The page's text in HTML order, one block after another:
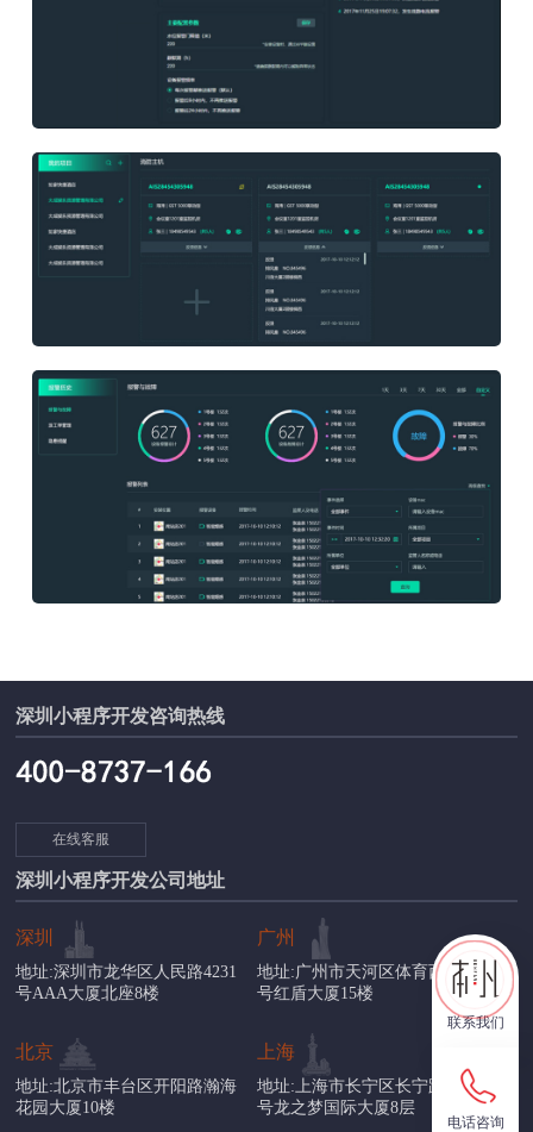
联系我们
电话咨询
深圳小程序开发咨询热线
在线客服
深圳小程序开发公司地址
深圳
地址:深圳市龙华区人民路4231
号AAA大厦北座8楼
广州
地址:广州市天河区体育西路57
号红盾大厦15楼
北京
地址:北京市丰台区开阳路瀚海
花园大厦10楼
上海
地址:上海市长宁区长宁路1018
号龙之梦国际大厦8层